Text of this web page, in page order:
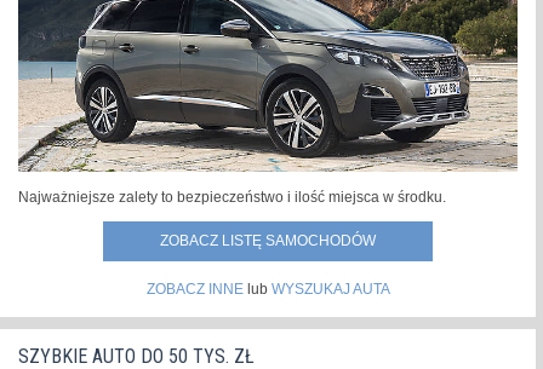
Najważniejsze zalety to bezpieczeństwo i ilość miejsca w środku.
ZOBACZ LISTĘ SAMOCHODÓW
ZOBACZ INNElub WYSZUKAJ AUTA
SZYBKIE AUTO DO 50 TYS. ZŁ